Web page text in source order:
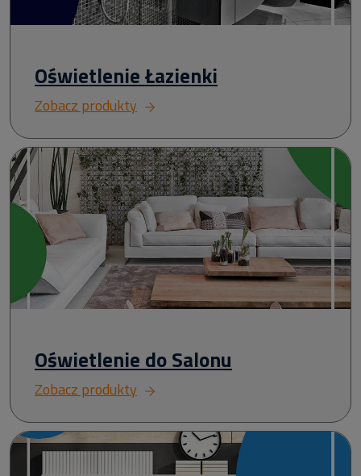
Oświetlenie Łazienki
Zobacz produkty
Oświetlenie do Salonu
Zobacz produkty